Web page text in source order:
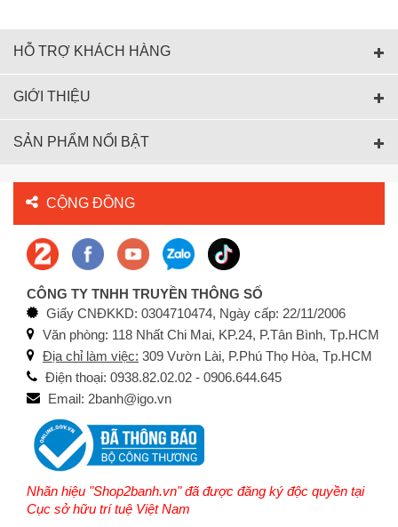
HỖ TRỢ KHÁCH HÀNG
GIỚI THIỆU
SẢN PHẨM NỔI BẬT
CỘNG ĐỒNG
CÔNG TY TNHH TRUYỀN THÔNG SỐ
Giấy CNĐKKD: 0304710474, Ngày cấp: 22/11/2006
Văn phòng: 118 Nhất Chi Mai, KP.24, P.Tân Bình, Tp.HCM
Địa chỉ làm việc: 309 Vườn Lài, P.Phú Thọ Hòa, Tp.HCM
Điện thoại: 0938.82.02.02 - 0906.644.645
Email: 2banh@igo.vn
Nhãn hiệu "Shop2banh.vn" đã được đăng ký độc quyền tại
Cục sở hữu trí tuệ Việt Nam